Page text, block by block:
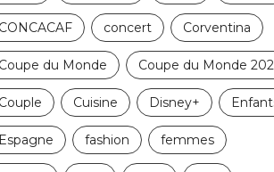
concert Corventina
du Monde Coupe du Monde
Cuisine Disney+
fashion femmes